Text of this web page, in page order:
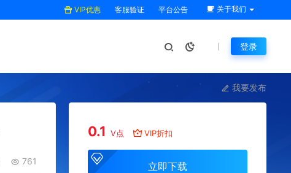
VIP优惠 客服验证 平台公告 关于我们
登录
我要发布
761
0.1 V点 VIP折扣
立即下载